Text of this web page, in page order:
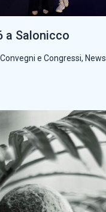
a Salonicco
Convegni e Congressi, News